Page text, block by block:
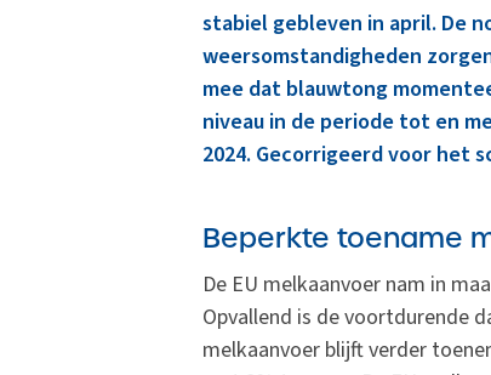
stabiel gebleven in april. De
weersomstandigheden
mee dat blauwtong
niveau in de periode tot en
2024. Gecorrigeerd voor het
Beperkte toename
De EU melkaanvoer nam in
Opvallend is de voortdurende
melkaanvoer blijft verder